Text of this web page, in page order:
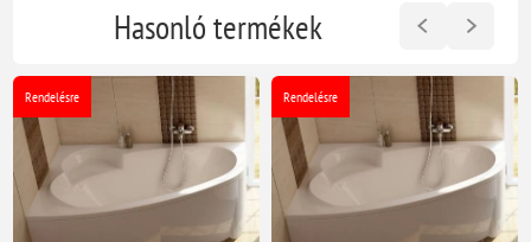
Hasonló termékek
Rendelésre Rendelésre